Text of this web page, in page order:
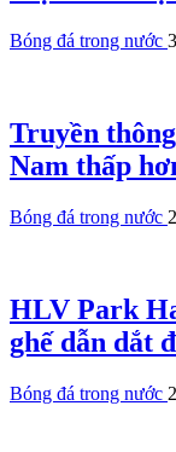
Bóng đá trong nước
Truyền
Nam thấp
Bóng đá trong nước
HLV Park
ghế dẫn dắt
Bóng đá trong nước